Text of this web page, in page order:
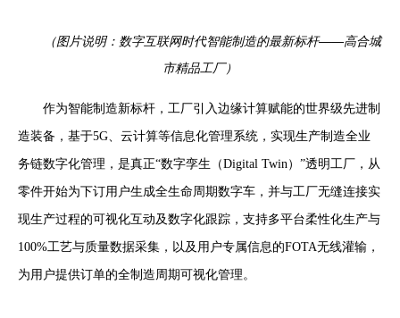
（图片说明：数字互联网时代智能制造的最新标杆——高合城
市精品工厂）
作为智能制造新标杆，工厂引入边缘计算赋能的世界级先进制
造装备，基于5G、云计算等信息化管理系统，实现生产制造全业
务链数字化管理，是真正“数字孪生（Digital Twin）”透明工厂，从
零件开始为下订用户生成全生命周期数字车，并与工厂无缝连接实
现生产过程的可视化互动及数字化跟踪，支持多平台柔性化生产与
100%工艺与质量数据采集，以及用户专属信息的FOTA无线灌输，
为用户提供订单的全制造周期可视化管理。